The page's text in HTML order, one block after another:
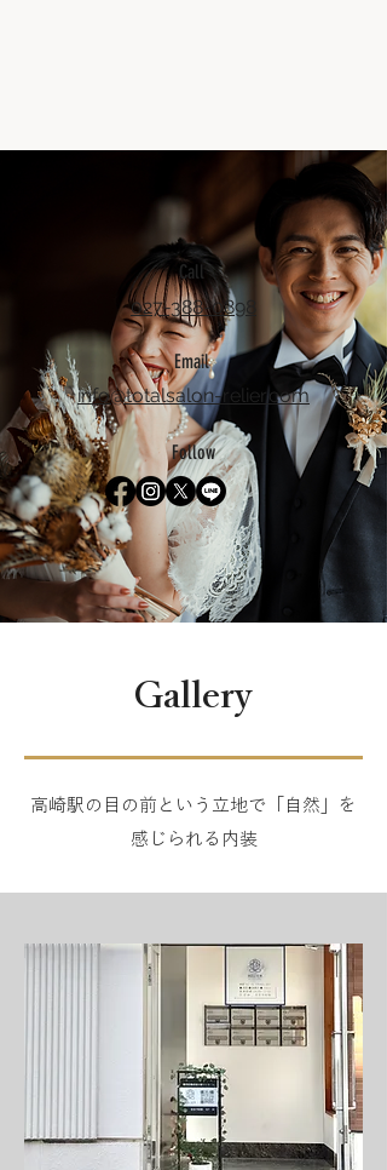
Call
027-388-0898
Email
info@totalsalon-relier.com
Follow
Gallery
高崎駅の目の前という立地で「自然」を
感じられる内装